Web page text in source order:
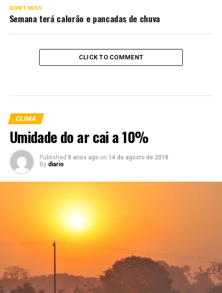
DON'T MISS
Semana terá calorão e pancadas de chuva
CLICK TO COMMENT
CLIMA
Umidade do ar cai a 10%
Published 8 anos ago on 14 de agosto de 2018
By diario